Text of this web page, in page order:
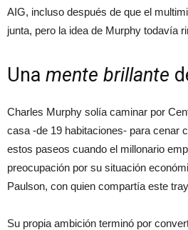
AIG, incluso después de que el
junta, pero la idea de Murphy todavía
Una mente brillante
Charles Murphy solía caminar por
casa -de 19 habitaciones- para cenar
estos paseos cuando el millonario
preocupación por su situación
Paulson, con quien compartía este
Su propia ambición terminó por